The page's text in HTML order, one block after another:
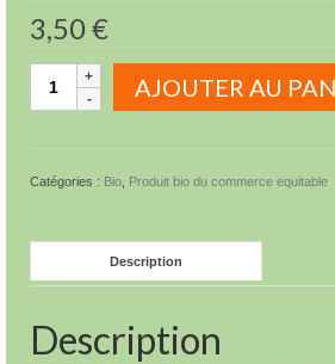
3,50€
quantité
piment
France
270
AJOUTER AU
Catégories : Bio Produit bio du commerce equitable
Description
Description